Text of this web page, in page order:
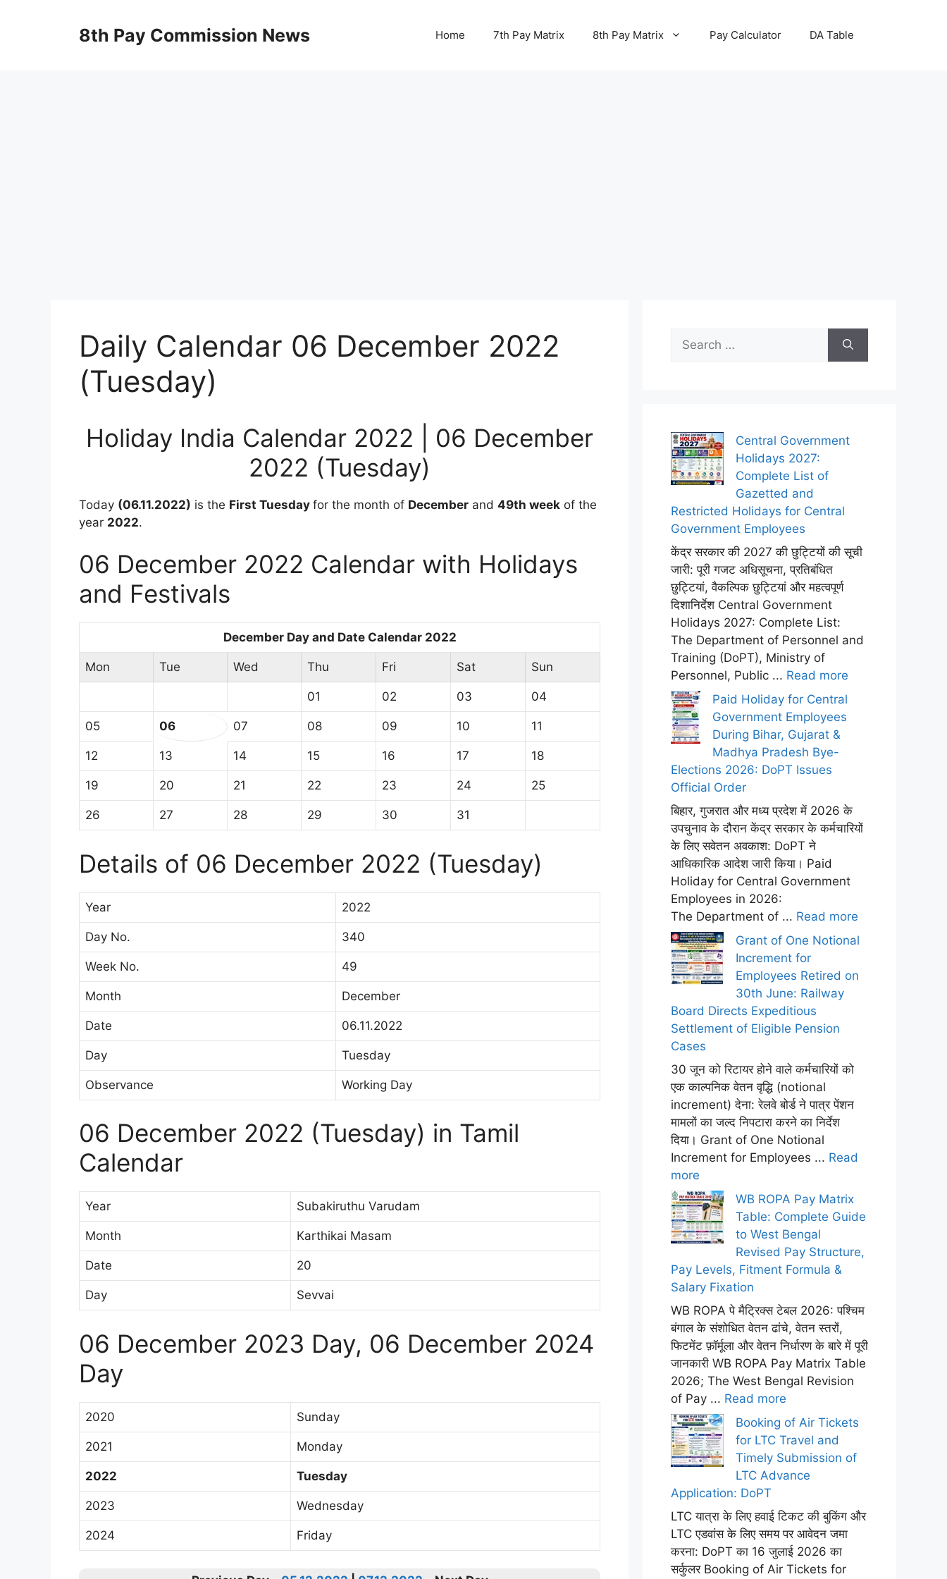
8th Pay Commission News Home 7th Pay Matrix 8th Pay Matrix Pay Calculator DA Table
Daily Calendar 06 December 2022
(Tuesday)
Holiday India Calendar 2022 | 06 December
2022 (Tuesday)
Today (06.11.2022) is the First Tuesday for the month of December and 49th week of the
year 2022.
06 December 2022 Calendar with Holidays
and Festivals
December Day and Date Calendar 2022
Mon Tue Wed Thu Fri Sat Sun
01 02 03 04
05 06 07 08 09 10 11
12 13 14 15 16 17 18
19 20 21 22 23 24 25
26 27 28 29 30 31
Details of 06 December 2022 (Tuesday)
Year 2022
Day No. 340
Week No. 49
Month December
Date 06.11.2022
Day Tuesday
Observance Working Day
06 December 2022 (Tuesday) in Tamil
Calendar
Year Subakiruthu Varudam
Month Karthikai Masam
Date 20
Day Sevvai
06 December 2023 Day, 06 December 2024
Day
2020 Sunday
2021 Monday
2022 Tuesday
2023 Wednesday
2024 Friday
for:
Central Government
Holidays 2027:
Complete List of
Gazetted and
Restricted Holidays for Central
Government Employees
केंद्र सरकार की 2027 की छुट्टियों की सूची
जारी: पूरी गजट अधिसूचना, प्रतिबंधित
छुट्टियां, वैकल्पिक छुट्टियां और महत्वपूर्ण
दिशानिर्देश Central Government
Holidays 2027: Complete List:
The Department of Personnel and
Training (DoPT), Ministry of
Personnel, Public ... Read more
Paid Holiday for Central
Government Employees
During Bihar, Gujarat &
Madhya Pradesh Bye-
Elections 2026: DoPT Issues
Official Order
बिहार, गुजरात और मध्य प्रदेश में 2026 के
उपचुनाव के दौरान केंद्र सरकार के कर्मचारियों
के लिए सवेतन अवकाश: DoPT ने
आधिकारिक आदेश जारी किया। Paid
Holiday for Central Government
Employees in 2026:
The Department of ... Read more
Grant of One Notional
Increment for
Employees Retired on
30th June: Railway
Board Directs Expeditious
Settlement of Eligible Pension
Cases
30 जून को रिटायर होने वाले कर्मचारियों को
एक काल्पनिक वेतन वृद्धि (notional
increment) देना: रेलवे बोर्ड ने पात्र पेंशन
मामलों का जल्द निपटारा करने का निर्देश
दिया। Grant of One Notional
Increment for Employees ... Read
more
WB ROPA Pay Matrix
Table: Complete Guide
to West Bengal
Revised Pay Structure,
Pay Levels, Fitment Formula &
Salary Fixation
WB ROPA पे मैट्रिक्स टेबल 2026: पश्चिम
बंगाल के संशोधित वेतन ढांचे, वेतन स्तरों,
फिटमेंट फ़ॉर्मूला और वेतन निर्धारण के बारे में पूरी
जानकारी WB ROPA Pay Matrix Table
2026; The West Bengal Revision
of Pay ... Read more
Booking of Air Tickets
for LTC Travel and
Timely Submission of
LTC Advance
Application: DoPT
LTC यात्रा के लिए हवाई टिकट की बुकिंग और
LTC एडवांस के लिए समय पर आवेदन जमा
करना: DoPT का 16 जुलाई 2026 का
सर्कुलर Booking of Air Tickets for